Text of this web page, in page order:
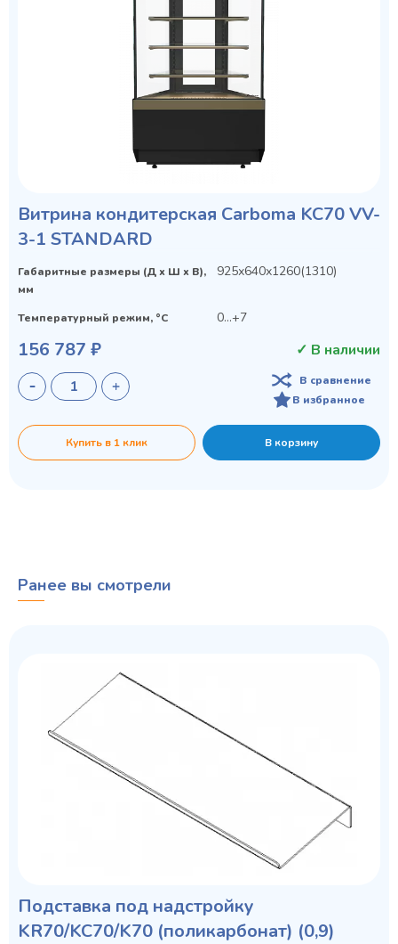
Витрина кондитерская Carboma KC70 VV-
3-1 STANDARD
Габаритные размеры (Д х Ш х В),
мм
925х640х1260(1310)
Температурный режим, °C 0...+7
156 787 ₽ ✓ В наличии
В сравнение
В избранное
Купить в 1 клик В корзину
Ранее вы смотрели
Подставка под надстройку
KR70/KC70/K70 (поликарбонат) (0,9)